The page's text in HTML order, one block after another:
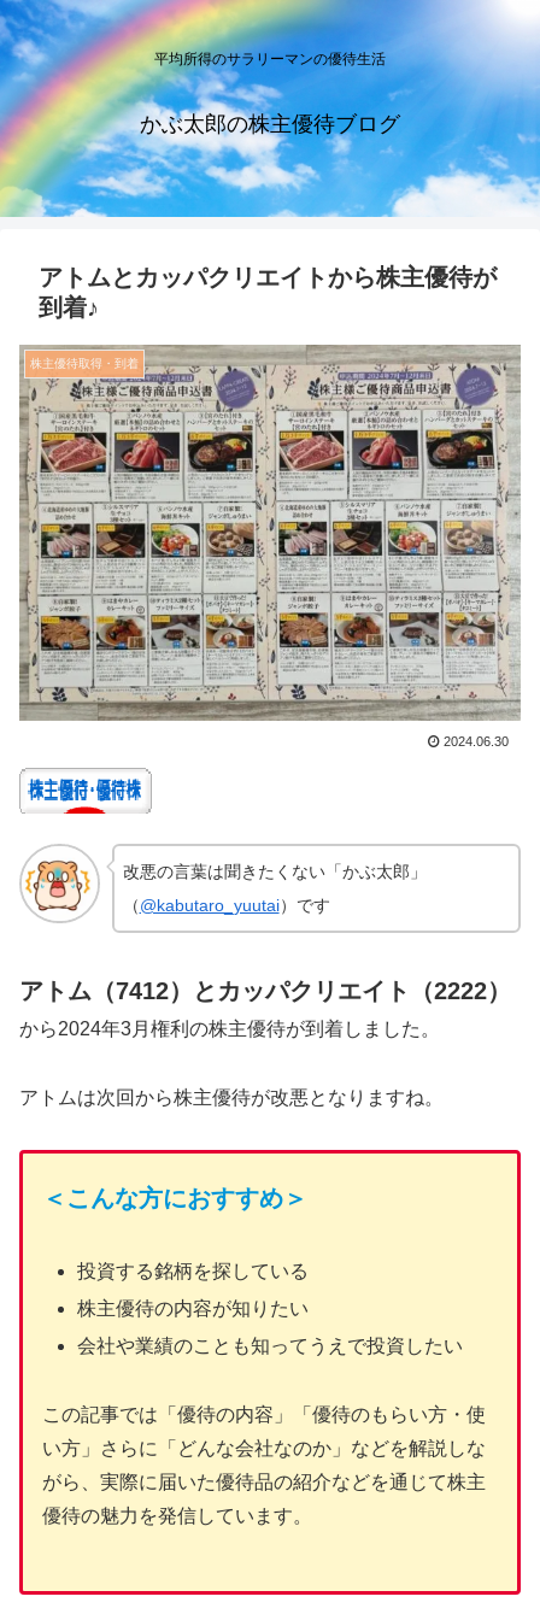
平均所得のサラリーマンの優待生活
かぶ太郎の株主優待ブログ
アトムとカッパクリエイトから株主優待が
到着♪
株主優待取得・到着
2024.06.30
改悪の言葉は聞きたくない「かぶ太郎」
（@kabutaro_yuutai）です
アトム（7412）とカッパクリエイト（2222）
から2024年3月権利の株主優待が到着しました。
アトムは次回から株主優待が改悪となりますね。
＜こんな方におすすめ＞
投資する銘柄を探している
株主優待の内容が知りたい
会社や業績のことも知ってうえで投資したい
この記事では「優待の内容」「優待のもらい方・使
い方」さらに「どんな会社なのか」などを解説しな
がら、実際に届いた優待品の紹介などを通じて株主
優待の魅力を発信しています。